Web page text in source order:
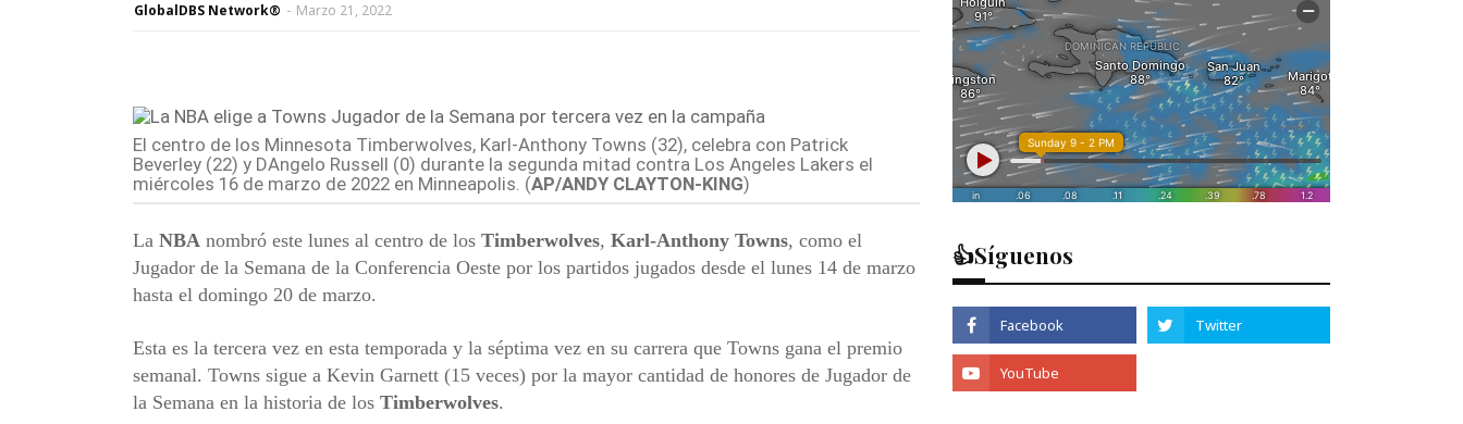
GlobalDBS Network® - Marzo 21, 2022
El centro de los Minnesota Timberwolves, Karl-Anthony Towns (32), celebra con Patrick
Beverley (22) y DAngelo Russell (0) durante la segunda mitad contra Los Angeles Lakers el
miércoles 16 de marzo de 2022 en Minneapolis. (AP/ANDY CLAYTON-KING)
La NBA nombró este lunes al centro de los Timberwolves, Karl-Anthony Towns, como el
Jugador de la Semana de la Conferencia Oeste por los partidos jugados desde el lunes 14 de marzo
hasta el domingo 20 de marzo.
Esta es la tercera vez en esta temporada y la séptima vez en su carrera que Towns gana el premio
semanal. Towns sigue a Kevin Garnett (15 veces) por la mayor cantidad de honores de Jugador de
la Semana en la historia de los Timberwolves.
👍Síguenos